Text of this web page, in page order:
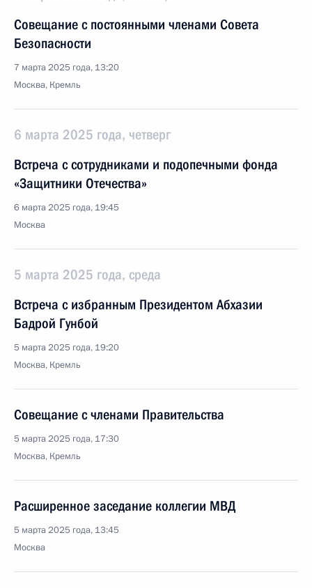
Совещание с постоянными членами Совета
Безопасности
7 марта 2025 года, 13:20
Москва, Кремль
6 марта 2025 года, четверг
Встреча с сотрудниками и подопечными фонда
«Защитники Отечества»
6 марта 2025 года, 19:45
Москва
5 марта 2025 года, среда
Встреча с избранным Президентом Абхазии
Бадрой Гунбой
5 марта 2025 года, 19:20
Москва, Кремль
Совещание с членами Правительства
5 марта 2025 года, 17:30
Москва, Кремль
Расширенное заседание коллегии МВД
5 марта 2025 года, 13:45
Москва